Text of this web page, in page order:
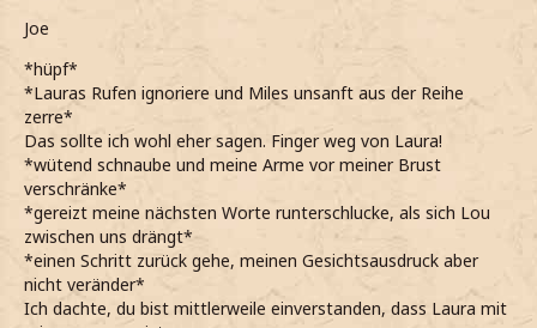
Joe
*hüpf*
*Lauras Rufen ignoriere und Miles unsanft aus der Reihe
zerre*
Das sollte ich wohl eher sagen. Finger weg von Laura!
*wütend schnaube und meine Arme vor meiner Brust
verschränke*
*gereizt meine nächsten Worte runterschlucke, als sich Lou
zwischen uns drängt*
*einen Schritt zurück gehe, meinen Gesichtsausdruck aber
nicht veränder*
Ich dachte, du bist mittlerweile einverstanden, dass Laura mit